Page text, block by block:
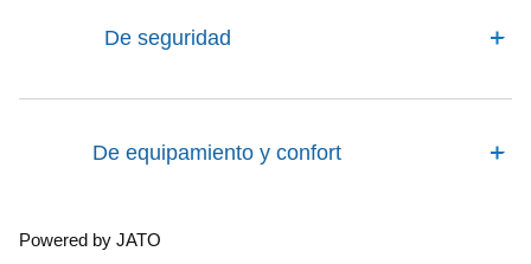
De seguridad
De equipamiento y confort
Powered by JATO